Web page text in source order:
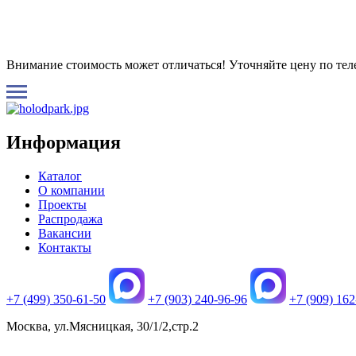
Внимание стоимость может отличаться! Уточняйте цену по
Информация
Каталог
О компании
Проекты
Распродажа
Вакансии
Контакты
+7 (499) 350-61-50 +7 (903) 240-96-96
+7 (909)
Москва, ул.Мясницкая, 30/1/2,стр.2